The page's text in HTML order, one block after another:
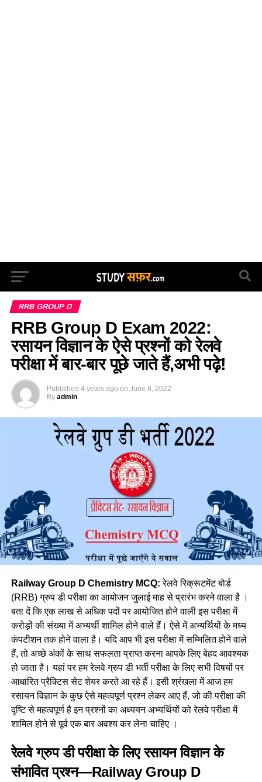
RRB GROUP D
RRB Group D Exam 2022:
रसायन विज्ञान के ऐसे प्रश्नों को रेलवे
परीक्षा में बार-बार पूछे जाते हैं,अभी पढ़े!
Published 4 years ago on June 8, 2022
By admin
Railway Group D Chemistry MCQ: रेलवे रिक्रूटमेंट बोर्ड
(RRB) ग्रुप डी परीक्षा का आयोजन जुलाई माह से प्रारंभ करने वाला है ।
बता दें कि एक लाख से अधिक पदों पर आयोजित होने वाली इस परीक्षा में
करोड़ों की संख्या में अभ्यर्थी शामिल होने वाले हैं। ऐसे में अभ्यर्थियों के मध्य
कंपटीशन तक होने वाला है। यदि आप भी इस परीक्षा में सम्मिलित होने वाले
हैं, तो अच्छे अंकों के साथ सफलता प्राप्त करना आपके लिए बेहद आवश्यक
हो जाता है। यहां पर हम रेलवे ग्रुप डी भर्ती परीक्षा के लिए सभी विषयों पर
आधारित प्रैक्टिस सेट शेयर करते आ रहे हैं। इसी श्रंखला में आज हम
रसायन विज्ञान के कुछ ऐसे महत्वपूर्ण प्रश्न लेकर आए हैं, जो की परीक्षा की
दृष्टि से महत्वपूर्ण है इन प्रश्नों का अध्ययन अभ्यर्थियों को रेलवे परीक्षा में
शामिल होने से पूर्व एक बार अवश्य कर लेना चाहिए ।
रेलवे ग्रुप डी परीक्षा के लिए रसायन विज्ञान के
संभावित प्रश्न—Railway Group D